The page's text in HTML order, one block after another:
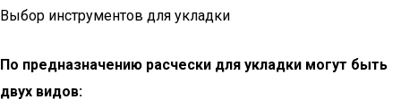
Выбор инструментов для укладки
По предназначению расчески для укладки могут быть
двух видов: